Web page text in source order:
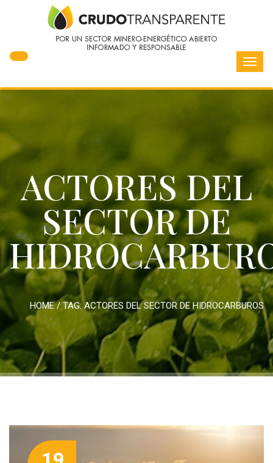
ACTORES DEL
SECTOR DE
HOME/ TAG:ACTORES DEL SECTOR DE HIDROCARBUROS